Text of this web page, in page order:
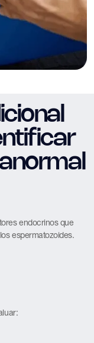
endocrinos que
espermatozoides.